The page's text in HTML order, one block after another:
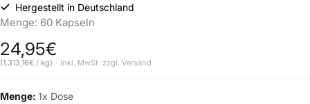
Hergestellt in Deutschland
Menge: 60 Kapseln
24,95€
Normaler PreisGrundpreis
(1.313,16€ / kg) inkl. MwSt. zzgl. Versand
Menge: 1x Dose